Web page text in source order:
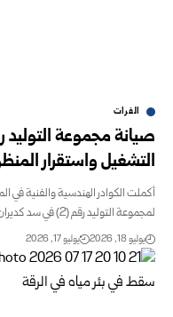
الفرات
التشغيل واستقرار
أكملت الكوادر الهندسية والفنية في
لمجموعة التوليد رقم (2) في سد كديران، وذلك…
يوليو 18, 2026 يوليو 17, 2026